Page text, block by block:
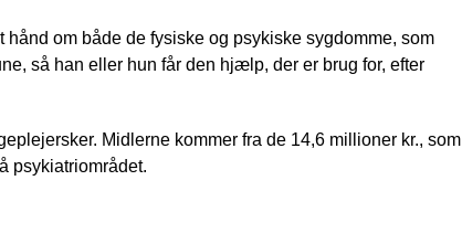
om både de fysiske og psykiske sygdomme, som
så han eller hun får den hjælp, der er brug for, efter
Midlerne kommer fra de 14,6 millioner kr., som
psykiatriområdet.